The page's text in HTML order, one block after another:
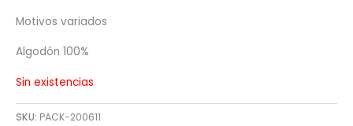
Motivos variados
Algodón 100%
Sin existencias
SKU: PACK-200611